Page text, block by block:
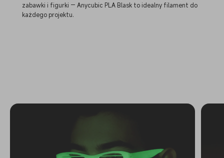
zabawki i figurki — Anycubic PLA Blask to idealny filament do
każdego projektu.